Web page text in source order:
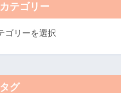
カテゴリー
タグ